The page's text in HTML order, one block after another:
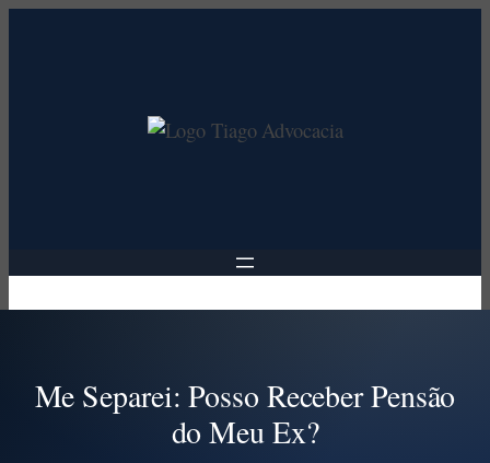
Me Separei: Posso Receber Pensão
do Meu Ex?